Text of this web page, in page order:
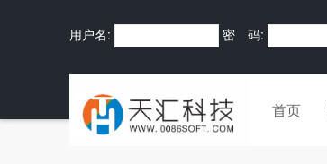
用户名: 密 码:
首页